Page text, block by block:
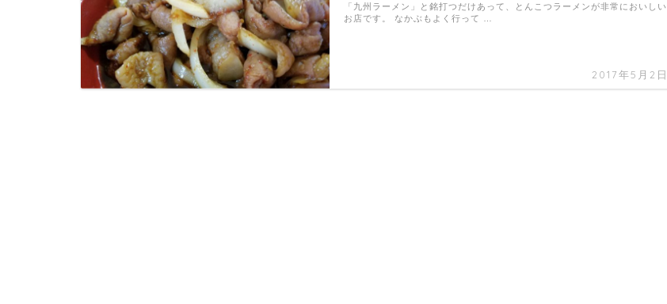
2017年5月2日
「九州ラーメン」と銘打つだけあって、とんこつラーメンが非常においしい
お店です。 なかぶもよく行って …